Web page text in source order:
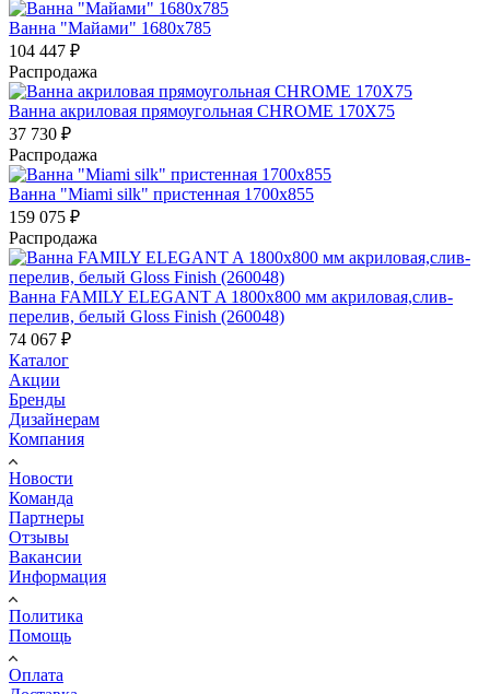
Ванна "Майами" 1680х785
104 447 ₽
Распродажа
Ванна акриловая прямоугольная CHROME 170Х75
37 730 ₽
Распродажа
Ванна "Miami silk" пристенная 1700х855
159 075 ₽
Распродажа
Ванна FAMILY ELEGANT A 1800х800 мм акриловая,слив-
перелив, белый Gloss Finish (260048)
74 067 ₽
Каталог
Акции
Бренды
Дизайнерам
Компания
Новости
Команда
Партнеры
Отзывы
Вакансии
Информация
Политика
Помощь
Оплата